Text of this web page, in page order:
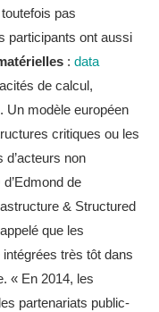
pas
participants ont aussi
: data
de calcul,
Un modèle européen
critiques ou les
non
de
& Structured
que les
très tôt dans
« En 2014, les
partenariats public-